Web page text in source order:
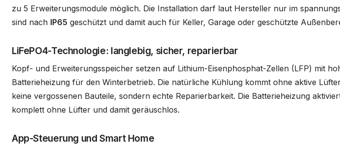
zu 5 Erweiterungsmodule möglich. Die Installation darf laut Hersteller nur im
sind nach IP65 geschützt und damit auch für Keller, Garage oder geschützte
LiFePO4-Technologie: langlebig, sicher, reparierbar
Kopf- und Erweiterungsspeicher setzen auf Lithium-Eisenphosphat-Zellen (LFP) mit
Batterieheizung für den Winterbetrieb. Die natürliche Kühlung kommt ohne aktive
keine vergossenen Bauteile, sondern echte Reparierbarkeit. Die Batterieheizung
komplett ohne Lüfter und damit geräuschlos.
App-Steuerung und Smart Home